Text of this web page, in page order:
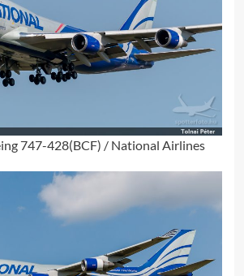
747-428(BCF) / National Airlines